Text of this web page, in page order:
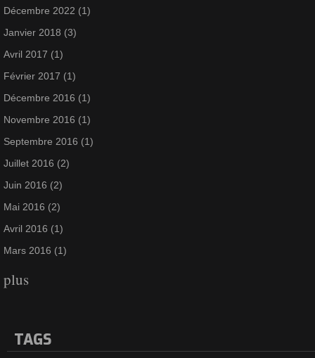
Décembre 2022 (1)
Janvier 2018 (3)
Avril 2017 (1)
Février 2017 (1)
Décembre 2016 (1)
Novembre 2016 (1)
Septembre 2016 (1)
Juillet 2016 (2)
Juin 2016 (2)
Mai 2016 (2)
Avril 2016 (1)
Mars 2016 (1)
plus
TAGS